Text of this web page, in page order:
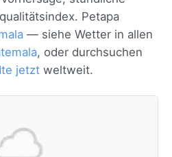
Petapa
— siehe Wetter in allen
, oder durchsuchen
jetzt weltweit.